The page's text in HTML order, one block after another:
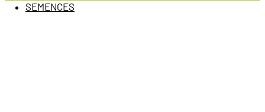
SEMENCES